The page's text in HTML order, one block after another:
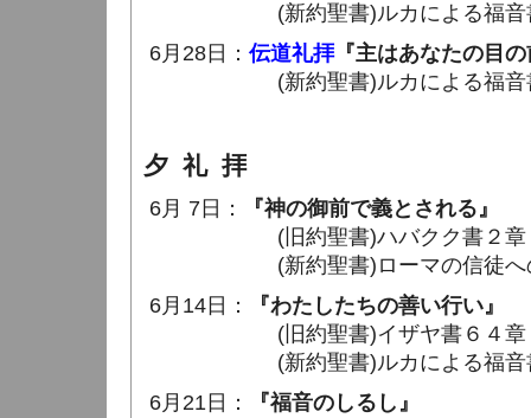
(新約聖書)ルカによる福音書
6月28日： 伝道礼拝『主はあなたの目
(新約聖書)ルカによる福音書
夕 礼 拝
6月 7日：
『神の御前で義とされる』
(旧約聖書)ハバクク書２章 1
(新約聖書)ローマの信徒への
6月14日：
『わたしたちの善い行い』
(旧約聖書)イザヤ書６４章 5
(新約聖書)ルカによる福音書
6月21日：
『福音のしるし』